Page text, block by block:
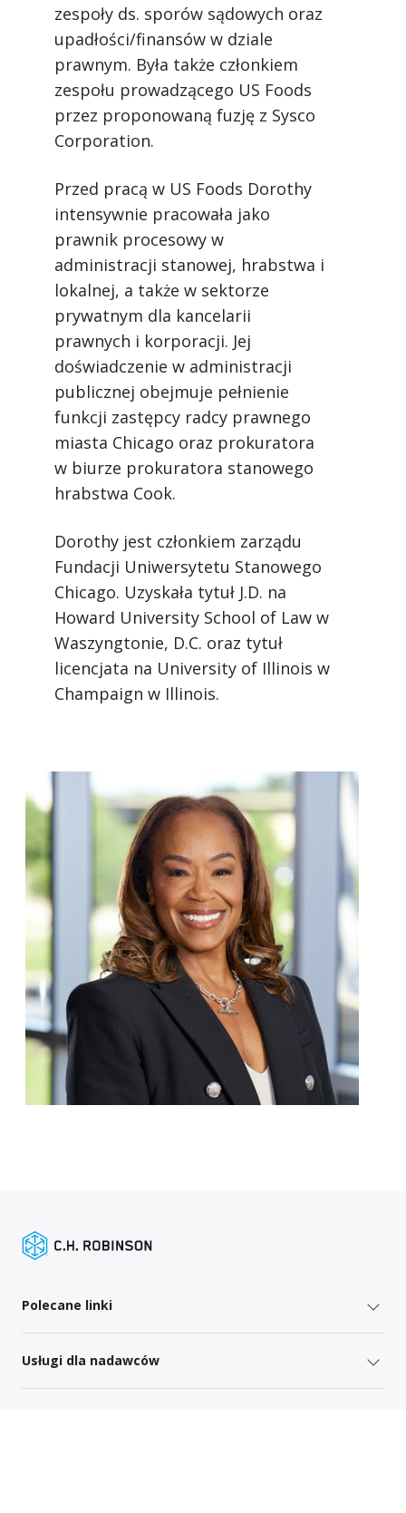
zespoły ds. sporów sądowych oraz
upadłości/finansów w dziale
prawnym. Była także członkiem
zespołu prowadzącego US Foods
przez proponowaną fuzję z Sysco
Corporation.
Przed pracą w US Foods Dorothy
intensywnie pracowała jako
prawnik procesowy w
administracji stanowej, hrabstwa i
lokalnej, a także w sektorze
prywatnym dla kancelarii
prawnych i korporacji. Jej
doświadczenie w administracji
publicznej obejmuje pełnienie
funkcji zastępcy radcy prawnego
miasta Chicago oraz prokuratora
w biurze prokuratora stanowego
hrabstwa Cook.
Dorothy jest członkiem zarządu
Fundacji Uniwersytetu Stanowego
Chicago. Uzyskała tytuł J.D. na
Howard University School of Law w
Waszyngtonie, D.C. oraz tytuł
licencjata na University of Illinois w
Champaign w Illinois.
Polecane linki
Usługi dla nadawców